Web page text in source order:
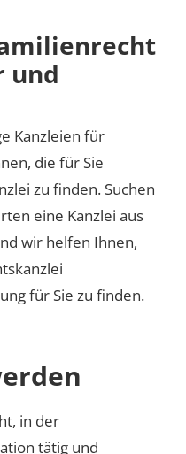
und
Kanzleien für
die für Sie
zu finden. Suchen
eine Kanzlei aus
wir helfen Ihnen,
für Sie zu finden.
in der
tätig und